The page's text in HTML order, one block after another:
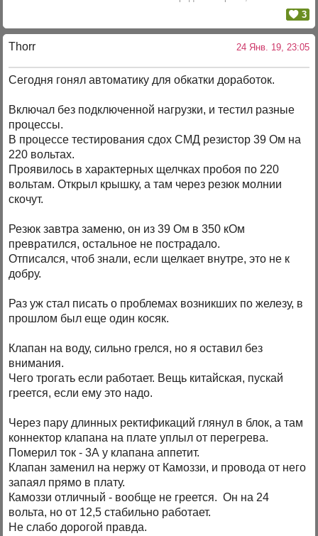
3
Thorr 24 Янв. 19, 23:05
Сегодня гонял автоматику для обкатки доработок.
Включал без подключенной нагрузки, и тестил разные
процессы.
В процессе тестирования сдох СМД резистор 39 Ом на
220 вольтах.
Проявилось в характерных щелчках пробоя по 220
вольтам. Открыл крышку, а там через резюк молнии
скочут.
Резюк завтра заменю, он из 39 Ом в 350 кОм
превратился, остальное не пострадало.
Отписался, чтоб знали, если щелкает внутре, это не к
добру.
Раз уж стал писать о проблемах возникших по железу, в
прошлом был еще один косяк.
Клапан на воду, сильно грелся, но я оставил без
внимания.
Чего трогать если работает. Вещь китайская, пускай
греется, если ему это надо.
Через пару длинных ректификаций глянул в блок, а там
коннектор клапана на плате уплыл от перегрева.
Померил ток - 3А у клапана аппетит.
Клапан заменил на нержу от Камоззи, и провода от него
запаял прямо в плату.
Камоззи отличный - вообще не греется. Он на 24
вольта, но от 12,5 стабильно работает.
Не слабо дорогой правда.